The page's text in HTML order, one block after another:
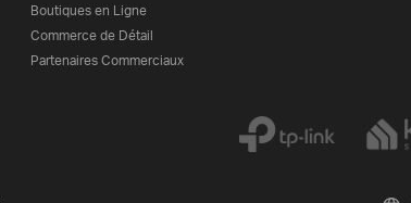
Boutiques en Ligne
Commerce de Détail
Partenaires Commerciaux